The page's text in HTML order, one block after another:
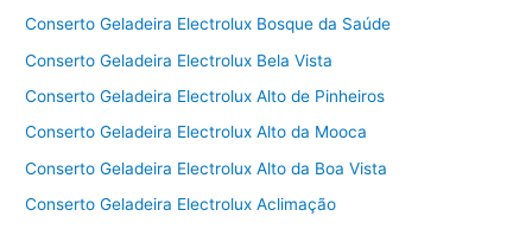
Conserto Geladeira Electrolux Bosque da Saúde
Conserto Geladeira Electrolux Bela Vista
Conserto Geladeira Electrolux Alto de Pinheiros
Conserto Geladeira Electrolux Alto da Mooca
Conserto Geladeira Electrolux Alto da Boa Vista
Conserto Geladeira Electrolux Aclimação